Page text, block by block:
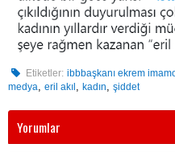
Etiketler: ibbbaşkanı ekrem
medya
eril akıl kadın şiddet
Yorumlar